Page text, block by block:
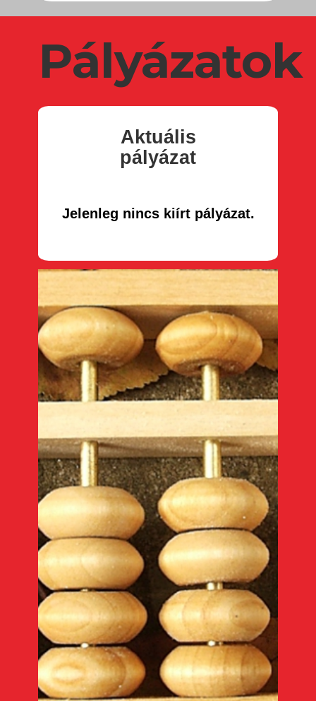
Pályázatok
Aktuális
pályázat
Jelenleg nincs kiírt pályázat.